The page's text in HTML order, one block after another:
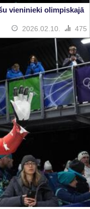
vieninieki olimpiskajā
2026.02.10. 475